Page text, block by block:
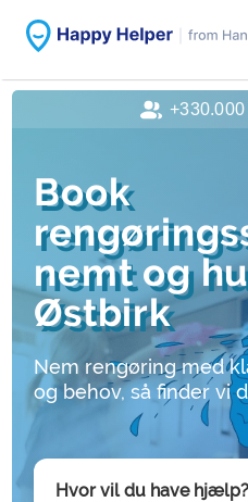
Book
nemt og
Østbirk
Nem rengøring med
og behov, så finder vi
Hvor vil du have hjælp?